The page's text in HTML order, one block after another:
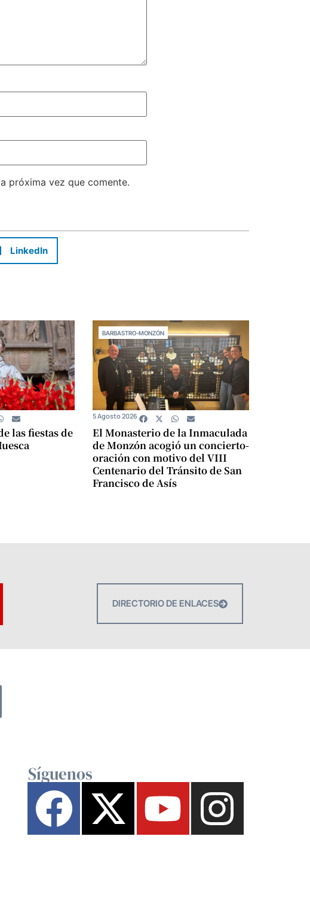
próxima vez que comente.
LinkedIn
las fiestas de
BARBASTRO-MONZÓN
El Monasterio de la Inmaculada
de Monzón acogió un concierto-
oración con motivo del VIII
Centenario del Tránsito de San
Francisco de Asís
5 Agosto 2026
DIRECTORIO DE ENLACES
Síguenos